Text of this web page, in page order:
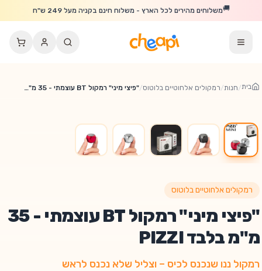
דלג לתוכן הראשי
🚚משלוחים מהירים לכל הארץ - משלוח חינם בקניה מעל 249 ש"ח
בית/חנות/רמקולים אלחוטיים בלוטוס/ "פיצי מיני" רמקול BT עוצמתי - 35 מ"מ בלבד PIZZI
רמקולים אלחוטיים בלוטוס
"פיצי מיני" רמקול BT עוצמתי - 35
מ"מ בלבד PIZZI
רמקול ננו שנכנס לכיס – וצליל שלא נכנס לראש